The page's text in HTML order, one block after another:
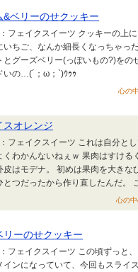
ベリーのせクッキー
フェイクスイーツ クッキーの上
いちご、なんか細長くなっちゃっ
とグーズベリー(っぽいもの?)をの
いの…(´；ω；`)ｳｩｩ
心の
スオレンジ
フェイクスイーツ これは自分と
くわかんないねぇｗ 果肉はすける
皮はモデナ。 初めは果肉を大きな
とつだったから作り直したんだ。
心の
ーのせクッキー
フェイクスイーツ この頃ずっと
インになっていて、今回もスライ